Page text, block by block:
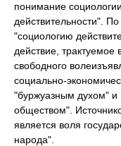
понимание
действительности".
"социологию
действие, трактуемое
свободного
социально-
"буржуазным духом" и
обществом".
является воля
народа".